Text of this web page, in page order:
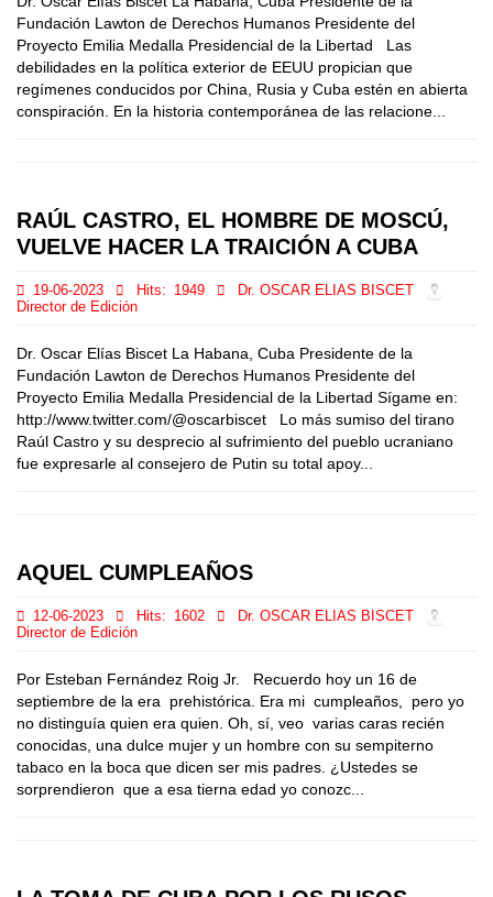
Fundación Lawton de Derechos Humanos Presidente del
Proyecto Emilia Medalla Presidencial de la Libertad Las
debilidades en la política exterior de EEUU propician que
regímenes conducidos por China, Rusia y Cuba estén en abierta
conspiración. En la historia contemporánea de las relacione...
RAÚL CASTRO, EL HOMBRE DE MOSCÚ,
VUELVE HACER LA TRAICIÓN A CUBA
19-06-2023 Hits: 1949
Dr. OSCAR ELIAS BISCET
Director de Edición
Dr. Oscar Elías Biscet La Habana, Cuba Presidente de la
Fundación Lawton de Derechos Humanos Presidente del
Proyecto Emilia Medalla Presidencial de la Libertad Sígame en:
http://www.twitter.com/@oscarbiscet Lo más sumiso del tirano
Raúl Castro y su desprecio al sufrimiento del pueblo ucraniano
fue expresarle al consejero de Putin su total apoy...
AQUEL CUMPLEAÑOS
12-06-2023 Hits: 1602
Dr. OSCAR ELIAS BISCET
Director de Edición
Por Esteban Fernández Roig Jr. Recuerdo hoy un 16 de
septiembre de la era prehistórica. Era mi cumpleaños, pero yo
no distinguía quien era quien. Oh, sí, veo varias caras recién
conocidas, una dulce mujer y un hombre con su sempiterno
tabaco en la boca que dicen ser mis padres. ¿Ustedes se
sorprendieron que a esa tierna edad yo conozc...